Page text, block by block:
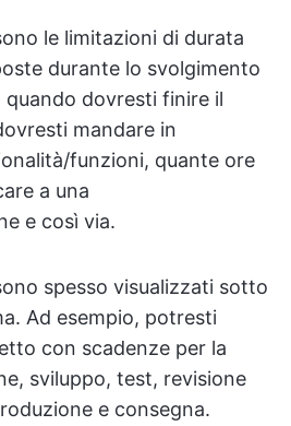
le limitazioni di durata
durante lo svolgimento
dovresti finire il
mandare in
funzioni, quante ore
a una
e così via.
spesso visualizzati sotto
Ad esempio, potresti
con scadenze per la
sviluppo, test, revisione
e consegna.